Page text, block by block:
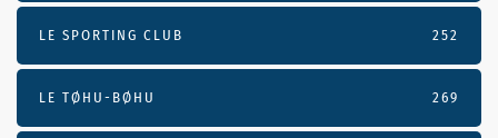
LE SPORTING CLUB 252
LE TØHU-BØHU 269